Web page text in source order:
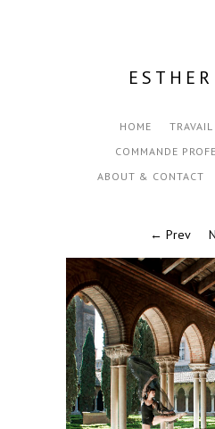
HOME
COMMANDE
ABOUT & CONTACT
← Prev